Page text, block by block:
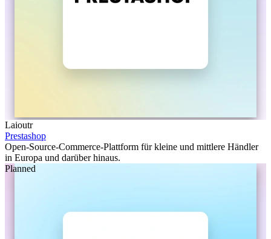
Laioutr
Prestashop
Open-Source-Commerce-Plattform für kleine und mittlere Händler
in Europa und darüber hinaus.
Planned